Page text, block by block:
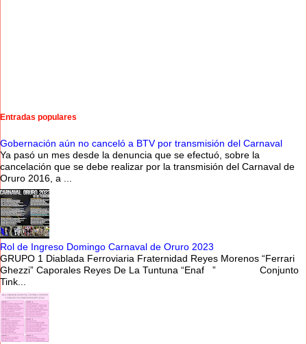
Entradas populares
Gobernación aún no canceló a BTV por transmisión del Carnaval
Ya pasó un mes desde la denuncia que se efectuó, sobre la
cancelación que se debe realizar por la transmisión del Carnaval de
Oruro 2016, a ...
Rol de Ingreso Domingo Carnaval de Oruro 2023
GRUPO 1 Diablada Ferroviaria Fraternidad Reyes Morenos “Ferrari
Ghezzi” Caporales Reyes De La Tuntuna “Enaf ” Conjunto
Tink...